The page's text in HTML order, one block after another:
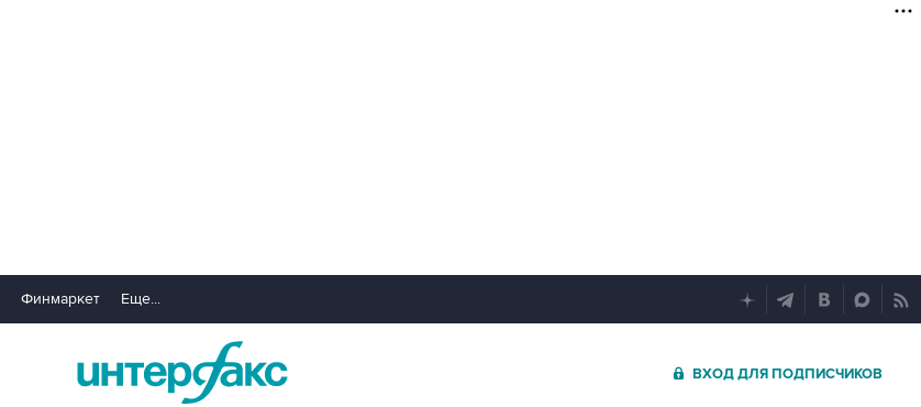
Финмаркет Еще...
ВХОД ДЛЯ ПОДПИСЧИКОВ